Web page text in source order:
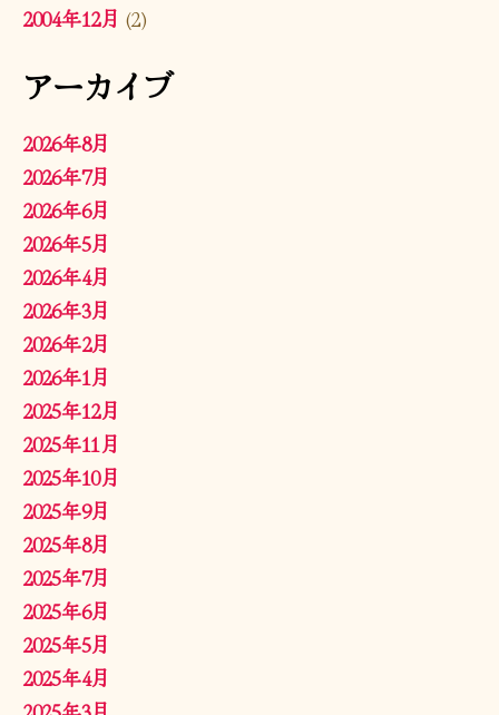
2004年12月 (2)
アーカイブ
2026年8月
2026年7月
2026年6月
2026年5月
2026年4月
2026年3月
2026年2月
2026年1月
2025年12月
2025年11月
2025年10月
2025年9月
2025年8月
2025年7月
2025年6月
2025年5月
2025年4月